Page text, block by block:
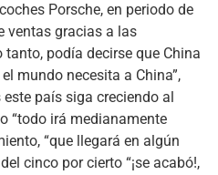
Porsche, en periodo de
ventas gracias a las
tanto, podía decirse que China
mundo necesita a China”,
país siga creciendo al
“todo irá medianamente
“que llegará en algún
cinco por cierto “¡se acabó!,